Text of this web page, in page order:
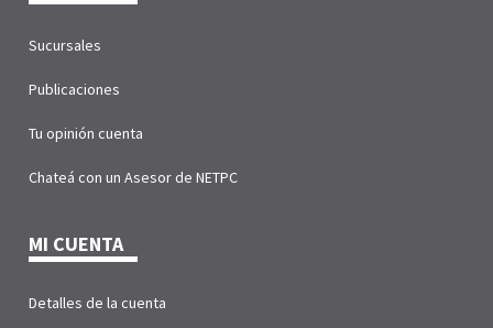
Sucursales
Publicaciones
Tu opinión cuenta
Chateá con un Asesor de NETPC
MI CUENTA
Detalles de la cuenta